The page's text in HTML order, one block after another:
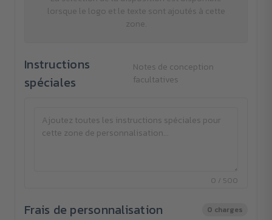
lorsque le logo et le texte sont ajoutés à cette
zone.
Instructions
spéciales
Notes de conception
facultatives
0 / 500
Frais de personnalisation 0 charges